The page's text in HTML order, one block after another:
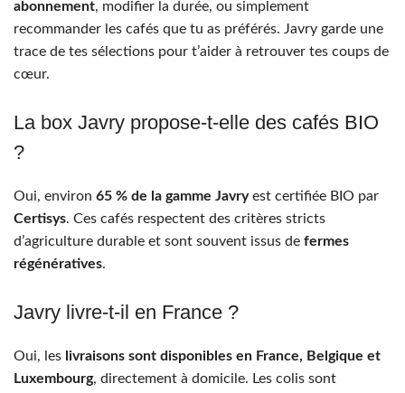
abonnement, modifier la durée, ou simplement
recommander les cafés que tu as préférés. Javry garde une
trace de tes sélections pour t’aider à retrouver tes coups de
cœur.
La box Javry propose-t-elle des cafés BIO
?
Oui, environ 65 % de la gamme Javryest certifiée BIO par
Certisys. Ces cafés respectent des critères stricts
d’agriculture durable et sont souvent issus de fermes
régénératives.
Javry livre-t-il en France ?
Oui, les livraisons sont disponibles en France, Belgique et
Luxembourg, directement à domicile. Les colis sont